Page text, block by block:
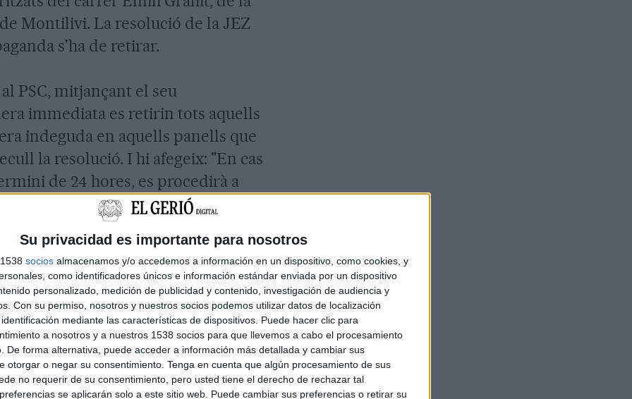
Su privacidad es importante para nosotros
socios almacenamos y/o accedemos a información en un dispositivo, como cookies, y
como identificadores únicos e información estándar enviada por un dispositivo
personalizado, medición de publicidad y contenido, investigación de audiencia y
Con su permiso, nosotros y nuestros socios podemos utilizar datos de localización
mediante las características de dispositivos. Puede hacer clic para
a nosotros y a nuestros 1538 socios para que llevemos a cabo el procesamiento
De forma alternativa, puede acceder a información más detallada y cambiar sus
otorgar o negar su consentimiento. Tenga en cuenta que algún procesamiento de sus
no requerir de su consentimiento, pero usted tiene el derecho de rechazar tal
se aplicarán solo a este sitio web. Puede cambiar sus preferencias o retirar su
Montilivi. La resolució de la JEZ
s'ha de retirar.
PSC, mitjançant el seu
immediata es retirin tots aquells
indeguda en aquells panells que
la resolució. I hi afegeix: "En cas
de 24 hores, es procedirà a
no és ferma i, com indica l'escrit,
la Junta Electoral Provincial
de la ciutat).